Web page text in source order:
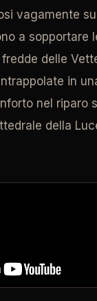
vagamente
a sopportare
delle
in
nel riparo
della